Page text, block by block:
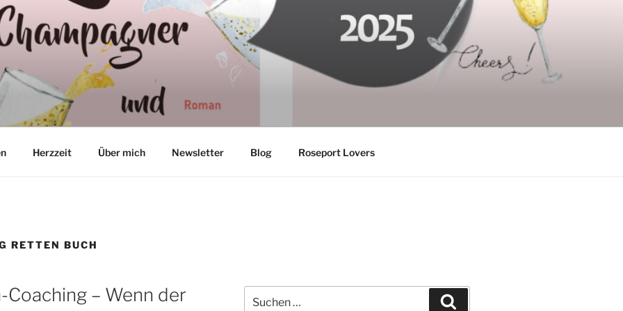
Herzzeit Über mich Newsletter Blog Roseport Lovers
RETTEN BUCH
Coaching – Wenn der
nach: